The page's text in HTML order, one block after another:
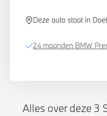
Deze auto staat in
24 maanden BMW
Alles over deze 3